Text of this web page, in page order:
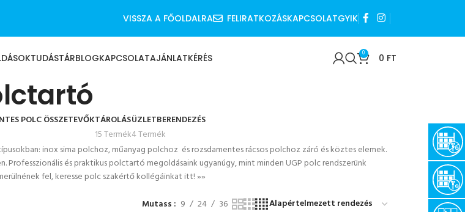
VISSZA A FŐOLDALRA FELIRATKOZÁSKAPCSOLATGYIK
TUDÁSTÁRBLOGKAPCSOLATAJÁNLATKÉRÉS 0 0 FT
POLC ÖSSZETEVŐKTÁROLÁS
15 Termék
ÜZLETBERENDEZÉS
4 Termék
inox sima polchoz, műanyag polchoz és rozsdamentes rácsos polchoz záró és köztes elemek.
és praktikus polctartó megoldásaink ugyanúgy, mint minden UGP polc rendszerünk
fel, keresse polc szakértő kollégáinkat itt!»»
Mutass 9 24 36